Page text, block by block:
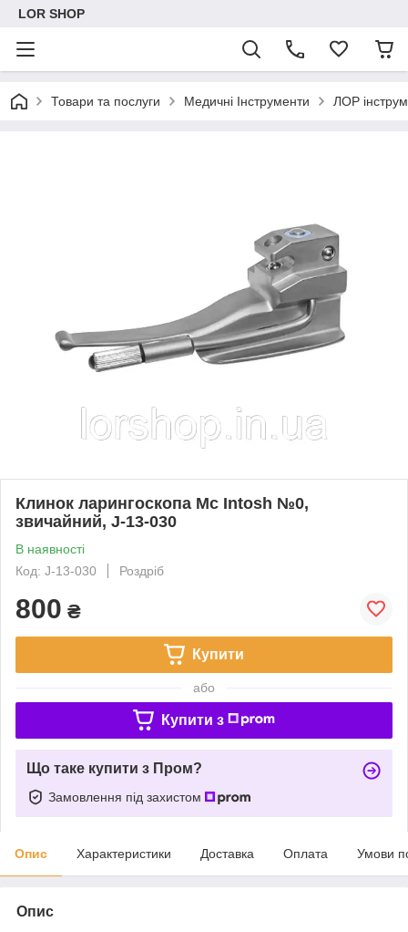
LOR SHOP
Товари та послуги Медичні Інструменти ЛОР
Клинок ларингоскопа Mc Intosh №0,
звичайний, J-13-030
В наявності
Код: J-13-030
Роздріб
800 ₴
Купити
або
Купити з
Що таке купити з Пром?
Замовлення під захистом
Опис Характеристики Доставка Оплата Умови
Опис